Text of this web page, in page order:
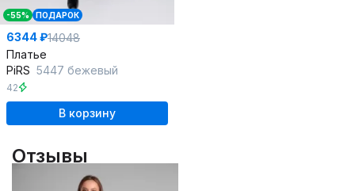
-55% ПОДАРОК
6344 ₽14048
Платье
PiRS 5447 бежевый
42
В корзину
Отзывы